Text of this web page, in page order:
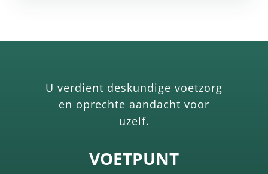
U verdient deskundige voetzorg
en oprechte aandacht voor
uzelf.
VOETPUNT